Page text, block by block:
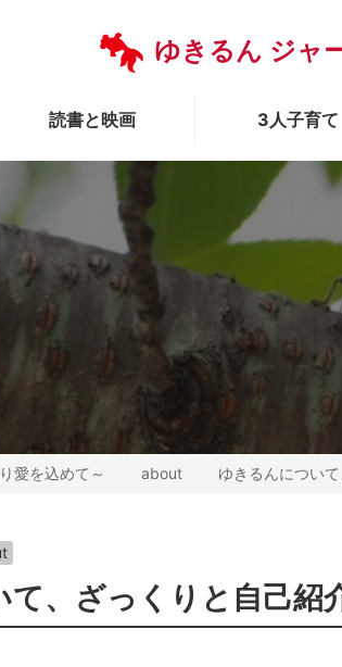
ゆきるん ジャ
読書と映画 3人子育て
愛を込めて～ about ゆきるんについ
、ざっくりと自己紹